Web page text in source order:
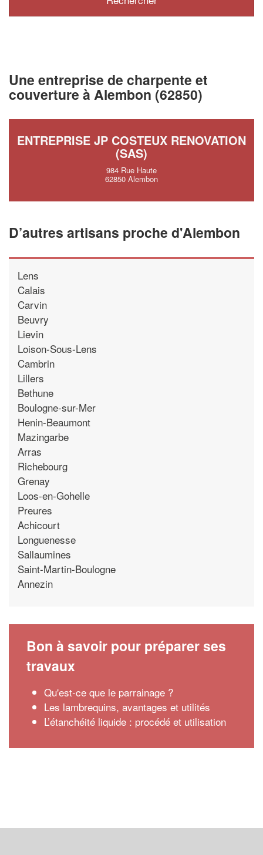
Une entreprise de charpente et
couverture à Alembon (62850)
ENTREPRISE JP COSTEUX RENOVATION
(SAS)
984 Rue Haute
62850 Alembon
D’autres artisans proche d'Alembon
Lens
Calais
Carvin
Beuvry
Lievin
Loison-Sous-Lens
Cambrin
Lillers
Bethune
Boulogne-sur-Mer
Henin-Beaumont
Mazingarbe
Arras
Richebourg
Grenay
Loos-en-Gohelle
Preures
Achicourt
Longuenesse
Sallaumines
Saint-Martin-Boulogne
Annezin
Bon à savoir pour préparer ses
travaux
Qu'est-ce que le parrainage ?
Les lambrequins, avantages et utilités
L’étanchéité liquide : procédé et utilisation
nouveaux clients